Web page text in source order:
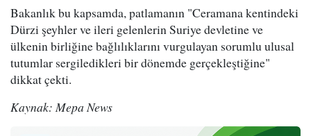
Bakanlık bu kapsamda, patlamanın "Ceramana kentindeki
Dürzi şeyhler ve ileri gelenlerin Suriye devletine ve
ülkenin birliğine bağlılıklarını vurgulayan sorumlu ulusal
tutumlar sergiledikleri bir dönemde gerçekleştiğine"
dikkat çekti.
Kaynak: Mepa News